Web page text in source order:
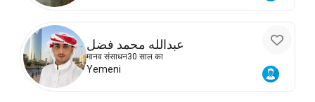
عبدالله محمد فضل
मानव संसाधन30 साल का
Yemeni